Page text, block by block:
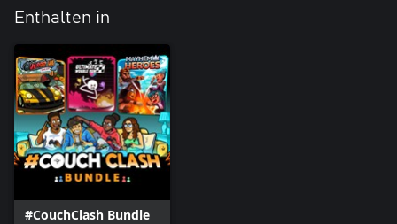
Enthalten in
#CouchClash Bundle